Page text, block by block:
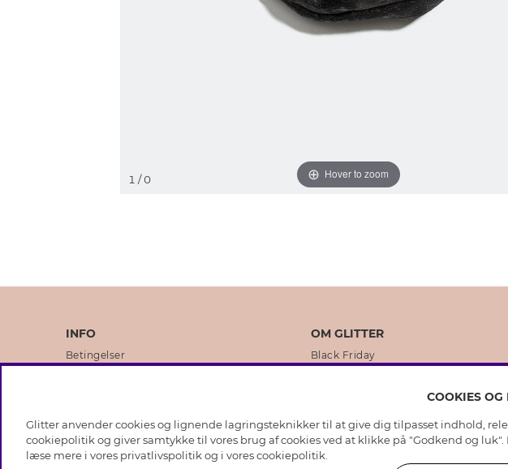
Hover to zoom
1 / 0
INFO
Betingelser
Medlemsbetingelser
OM GLITTER
Black Friday
Virksomhedens historie
COOKIES OG
Glitter anvender cookies og lignende lagringsteknikker til at give dig tilpasset indhold,
cookiepolitik og giver samtykke til vores brug af cookies ved at klikke på "Godkend og
læse mere i vores privatlivspolitik og i vorescookiepolitik